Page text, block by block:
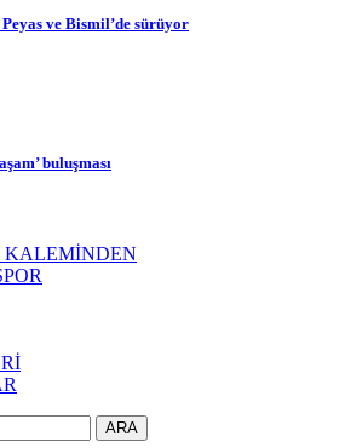
ve Bismil’de sürüyor
buluşması
ARA